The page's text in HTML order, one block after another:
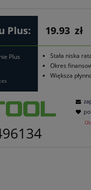
Plus: 19.93 zł
Plus
Stała niska
Okres
Większa